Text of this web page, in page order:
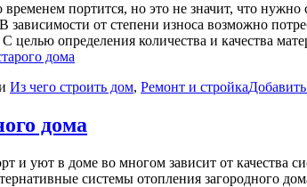
портится, но это не значит, что
от степени износа возможно
определения количества и качества
дома
Из чего строить дом, Ремонт и стройка
дома
и уют в доме во многом зависит от качества
системы отопления загородного